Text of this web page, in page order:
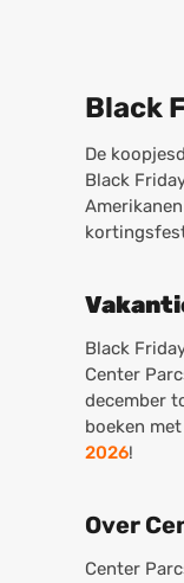
Black
De
Black
Black
Center
december
boeken
2026!
Over
Center